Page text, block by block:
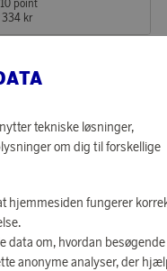
point
334 kr
tekniske løsninger,
om dig til forskellige
hjemmesiden fungerer
data om, hvordan besøgende
anonyme analyser, der
Administrer
Norway-Sweden, org.nr